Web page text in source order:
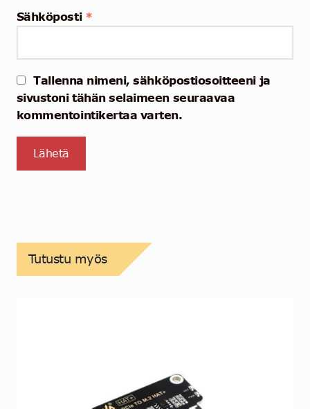
Sähköposti *
Tallenna nimeni, sähköpostiosoitteeni ja
sivustoni tähän selaimeen seuraavaa
kommentointikertaa varten.
Tutustu myös